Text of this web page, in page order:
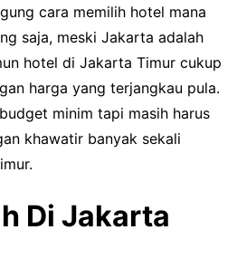
cara memilih hotel mana
saja, meski Jakarta adalah
hotel di Jakarta Timur cukup
harga yang terjangkau pula.
minim tapi masih harus
khawatir banyak sekali
Di Jakarta